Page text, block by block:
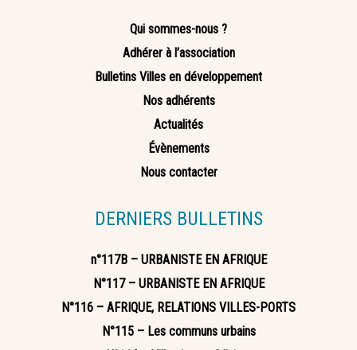
Qui sommes-nous ?
Adhérer à l’association
Bulletins Villes en développement
Nos adhérents
Actualités
Évènements
Nous contacter
DERNIERS BULLETINS
n°117B – URBANISTE EN AFRIQUE
N°117 – URBANISTE EN AFRIQUE
N°116 – AFRIQUE, RELATIONS VILLES-PORTS
N°115 – Les communs urbains